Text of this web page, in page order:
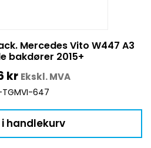
Mercedes Vito W447 A3
bakdører 2015+
kr Ekskl. MVA
TGMVI-647
i handlekurv